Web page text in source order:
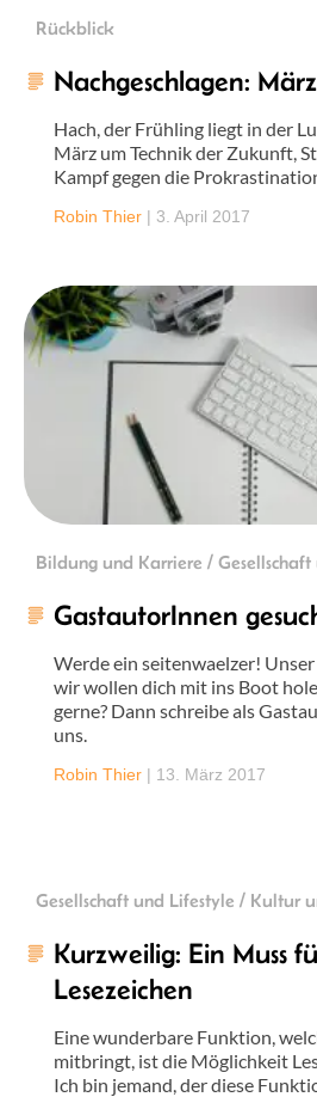
Rückblick
Nachgeschlagen:
Hach, der Frühling liegt in der
März um Technik der Zukunft,
Kampf gegen die
Robin Thier | 3. April 2017
Bildung und Karriere / Gesellschaft
GastautorInnen
Werde ein seitenwaelzer! Unser
wir wollen dich mit ins Boot
gerne? Dann schreibe als
uns.
Robin Thier | 13. März 2017
Gesellschaft und Lifestyle / Kultur
Kurzweilig: Ein Muss
Lesezeichen
Eine wunderbare Funktion,
mitbringt, ist die Möglichkeit
Ich bin jemand, der diese